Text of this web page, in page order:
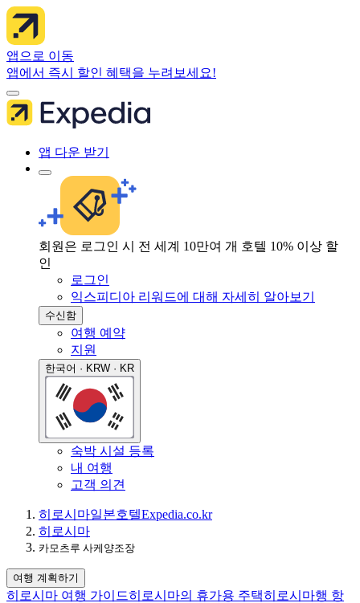
앱으로 이동
앱에서 즉시 할인 혜택을 누려보세요!
앱 다운 받기
회원은 로그인 시 전 세계 10만여 개 호텔 10% 이상 할
인
로그인
익스피디아 리워드에 대해 자세히 알아보기
수신함
여행 예약
지원
한국어 · KRW · KR
숙박 시설 등록
내 여행
고객 의견
히로시마일본호텔Expedia.co.kr
히로시마
카모츠루 사케양조장
여행 계획하기
히로시마 여행 가이드히로시마의 휴가용 주택히로시마행 항